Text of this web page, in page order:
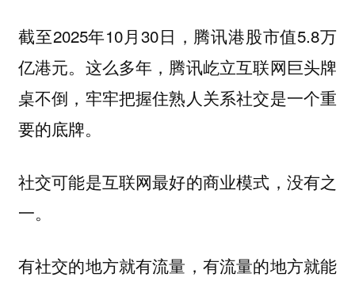
截至2025年10月30日，腾讯港股市值5.8万
亿港元。这么多年，腾讯屹立互联网巨头牌
桌不倒，牢牢把握住熟人关系社交是一个重
要的底牌。
社交可能是互联网最好的商业模式，没有之
一。
有社交的地方就有流量，有流量的地方就能